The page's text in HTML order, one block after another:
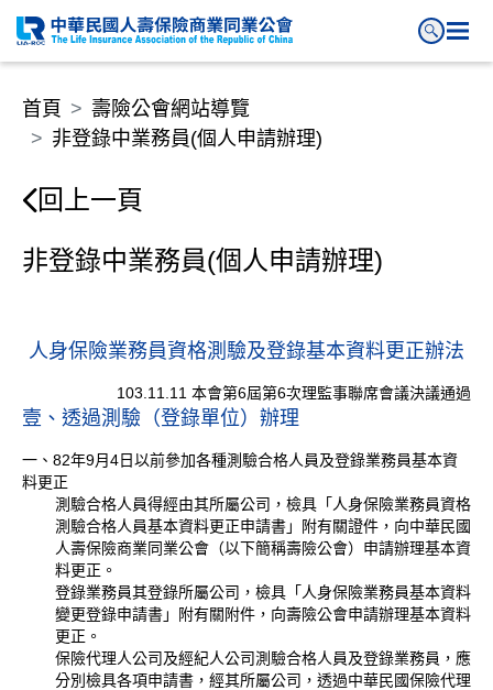
非登錄中業務員(個人申請辦理)
首頁
壽險公會網站導覽
非登錄中業務員(個人申請辦理)
回上一頁
非登錄中業務員(個人申請辦理)
人身保險業務員資格測驗及登錄基本資料更正辦法
103.11.11 本會第6屆第6次理監事聯席會議決議通過
壹、透過測驗（登錄單位）辦理
一、82年9月4日以前參加各種測驗合格人員及登錄業務員基本資
料更正
測驗合格人員得經由其所屬公司，檢具「人身保險業務員資格
測驗合格人員基本資料更正申請書」附有關證件，向中華民國
人壽保險商業同業公會（以下簡稱壽險公會）申請辦理基本資
料更正。
登錄業務員其登錄所屬公司，檢具「人身保險業務員基本資料
變更登錄申請書」附有關附件，向壽險公會申請辦理基本資料
更正。
保險代理人公司及經紀人公司測驗合格人員及登錄業務員，應
分別檢具各項申請書，經其所屬公司，透過中華民國保險代理